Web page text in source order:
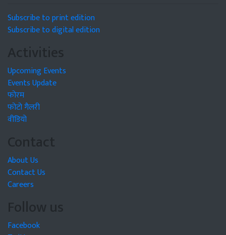
Subscribe to print edition
Subscribe to digital edition
Activities
Upcoming Events
Events Update
फोरम
फोटो गैलरी
वीडियो
Contact
About Us
Contact Us
Careers
Follow us
Facebook